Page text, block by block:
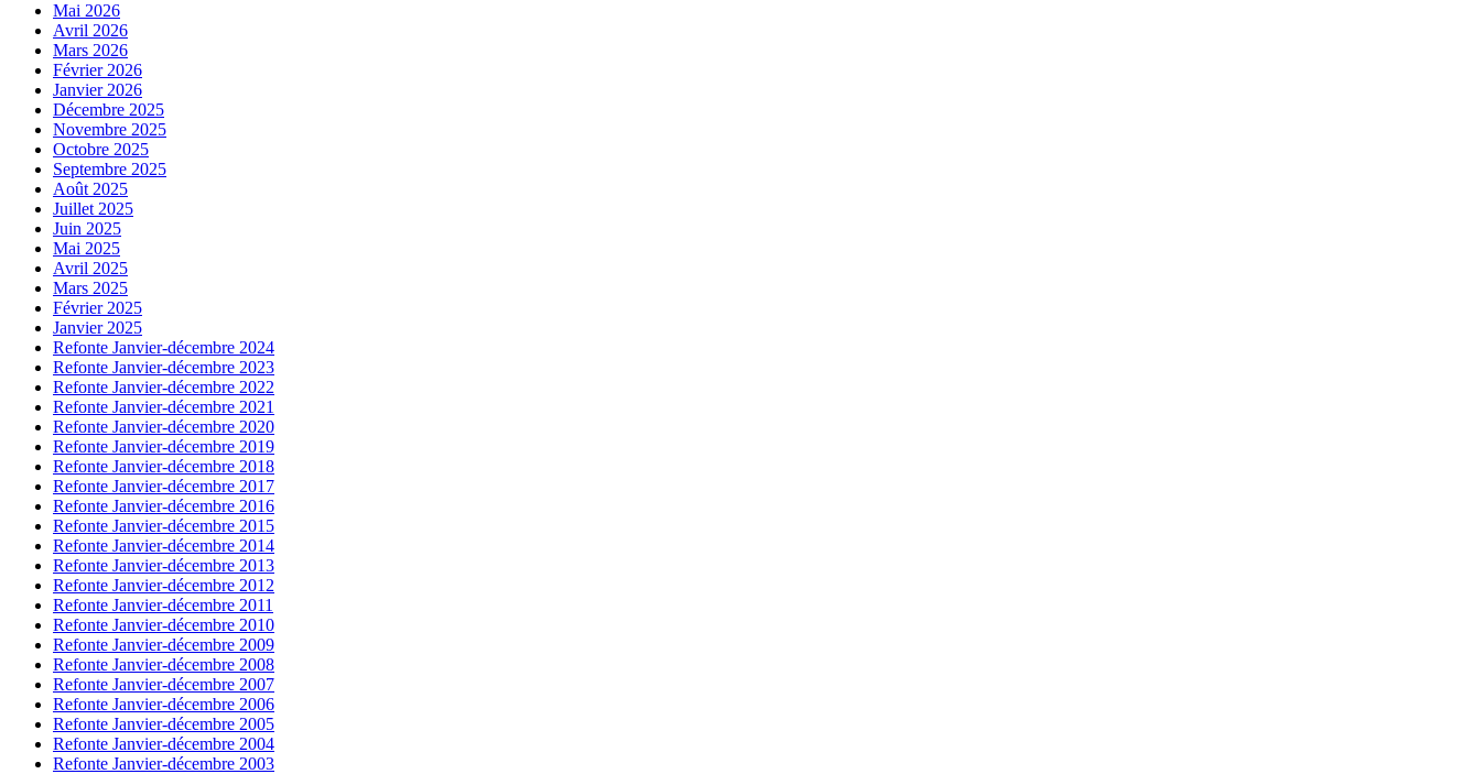
Mai 2026
Avril 2026
Mars 2026
Février 2026
Janvier 2026
Décembre 2025
Novembre 2025
Octobre 2025
Septembre 2025
Août 2025
Juillet 2025
Juin 2025
Mai 2025
Avril 2025
Mars 2025
Février 2025
Janvier 2025
Refonte Janvier-décembre 2024
Refonte Janvier-décembre 2023
Refonte Janvier-décembre 2022
Refonte Janvier-décembre 2021
Refonte Janvier-décembre 2020
Refonte Janvier-décembre 2019
Refonte Janvier-décembre 2018
Refonte Janvier-décembre 2017
Refonte Janvier-décembre 2016
Refonte Janvier-décembre 2015
Refonte Janvier-décembre 2014
Refonte Janvier-décembre 2013
Refonte Janvier-décembre 2012
Refonte Janvier-décembre 2011
Refonte Janvier-décembre 2010
Refonte Janvier-décembre 2009
Refonte Janvier-décembre 2008
Refonte Janvier-décembre 2007
Refonte Janvier-décembre 2006
Refonte Janvier-décembre 2005
Refonte Janvier-décembre 2004
Refonte Janvier-décembre 2003